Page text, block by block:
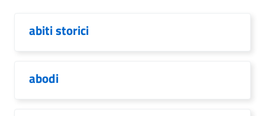
abiti storici
abodi